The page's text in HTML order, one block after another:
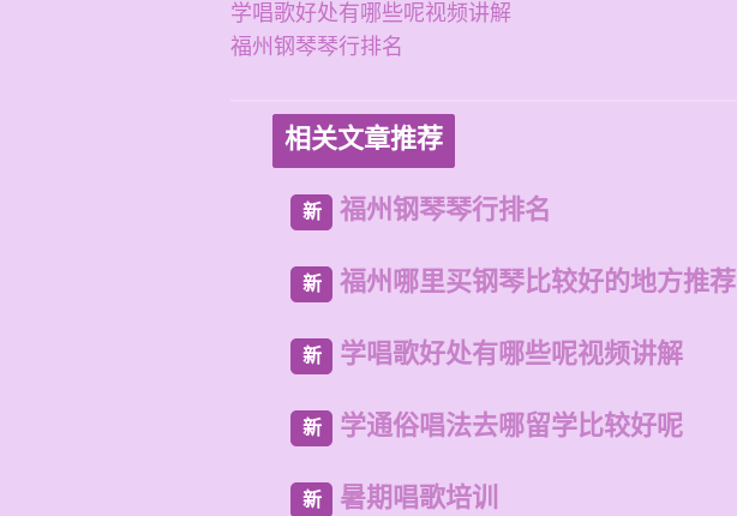
学唱歌好处有哪些呢视频讲解
福州钢琴琴行排名
相关文章推荐
新 福州钢琴琴行排名
新 福州哪里买钢琴比较好的地方推荐
新 学唱歌好处有哪些呢视频讲解
新 学通俗唱法去哪留学比较好呢
新 暑期唱歌培训